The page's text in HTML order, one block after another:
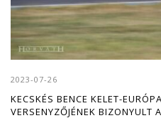
2023-07-26
KECSKÉS BENCE KELET-
VERSENYZŐJÉNEK BIZONYULT